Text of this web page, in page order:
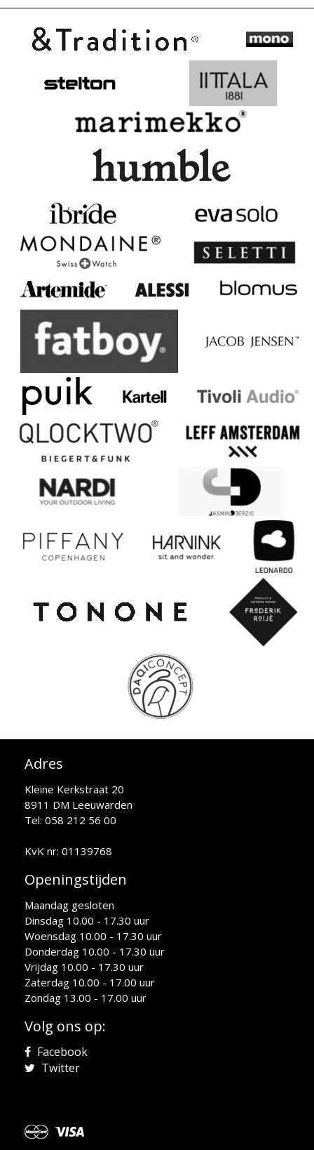
Adres
Kleine Kerkstraat 20
8911 DM Leeuwarden
Tel: 058 212 56 00
KvK nr: 01139768
Openingstijden
Maandag gesloten
Dinsdag 10.00 - 17.30 uur
Woensdag 10.00 - 17.30 uur
Donderdag 10.00 - 17.30 uur
Vrijdag 10.00 - 17.30 uur
Zaterdag 10.00 - 17.00 uur
Zondag 13.00 - 17.00 uur
Volg ons op:
Facebook
Twitter